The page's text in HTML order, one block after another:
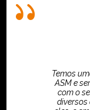
Temos
ASM e
com o
diversos